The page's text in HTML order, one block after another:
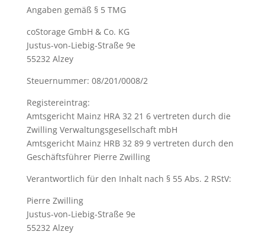
Angaben gemäß § 5 TMG
coStorage GmbH & Co. KG
Justus-von-Liebig-Straße 9e
55232 Alzey
Steuernummer: 08/201/0008/2
Registereintrag:
Amtsgericht Mainz HRA 32 21 6 vertreten durch die
Zwilling Verwaltungsgesellschaft mbH
Amtsgericht Mainz HRB 32 89 9 vertreten durch den
Geschäftsführer Pierre Zwilling
Verantwortlich für den Inhalt nach § 55 Abs. 2 RStV:
Pierre Zwilling
Justus-von-Liebig-Straße 9e
55232 Alzey